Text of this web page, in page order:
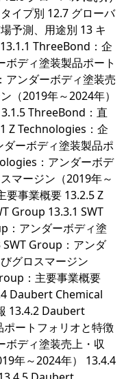
イプ別 12.7 グローバ
予測、用途別 13 キ
ThreeBond：企
ディ塗装製品ポート
アンダーボディ塗装売
（2019年～2024年）
ThreeBond：直
Z Technologies：企
ーボディ塗装製品ポ
：アンダーボデ
マージン（2019年～
要事業概要 13.2.5 Z
Group 13.3.1 SWT
：アンダーボディ塗
Group：アンダ
グロスマージン
：主要事業概要
Daubert Chemical
13.4.2 Daubert
ートフォリオと特徴
ディ塗装売上・収
年～2024年） 13.4.4